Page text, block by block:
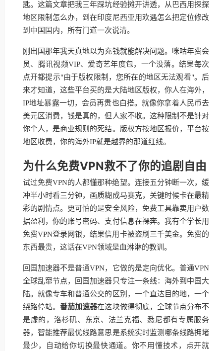
匙。这篇文章把我三年踩坑经验摊开讲透，从巴西用探探
地区限制怎么办，到在印度尼西亚用欢遇怎么把定位修改
到中国国内，所有门道一次说清。
刚出国那年我天真地以为充钱就能解决问题。咪咕年费会
员、腾讯视频VIP、爱奇艺年度包，一个没落。结果每次
点开都提示"由于版权限制，您所在的地区无法观看"。后
来才知道，这些平台买的是大陆地区版权，你人在海外，
IP地址暴露一切，会员再贵也白搭。就像你拿着人民币去
美元区消费，钱是真的，但人家不收。这种限制不是针对
你个人，是商业规则的死结。版权方按地区报价，平台按
地区收费，你的海外IP就是越界的那道红线。
为什么免费VPN救不了你的追剧自由
试过免费VPN的人都懂那种绝望。连接五分钟断一次，缓
冲半小时看三分钟，画质糊成马赛克，关键时候卡在最精
彩的剧情点。更可怕的是安全风险，免费工具靠卖用户数
据盈利，你的账号密码、支付信息在裸奔。我有个学长用
免费VPN登录网银，结果信用卡被盗刷三千美金。免费的
东西最贵，这话在VPN领域是血淋淋的教训。
回国加速器不是普通VPN，它做的是定向优化。普通VPN
全球乱窜节点，回国加速器只专注一条线：海外到中国大
陆。就像专车和普通公交的区别，一个直达目的地，一个
绕路停站。番茄加速器在这块做得彻底，全球节点分布不
是虚的，洛杉矶、东京、法兰克福、悉尼都有专属服务
器，智能推荐最优线路意思是系统实时监测哪条线路拥堵
最少，自动给你切换最快通道。你不用懂技术，点开就